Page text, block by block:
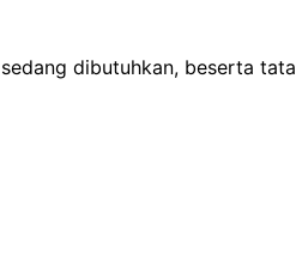
dibutuhkan, beserta tata